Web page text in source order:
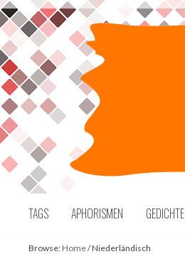
Skip
to
content
TAGS APHORISMEN GEDICHTE
Browse: Home/Niederländisch